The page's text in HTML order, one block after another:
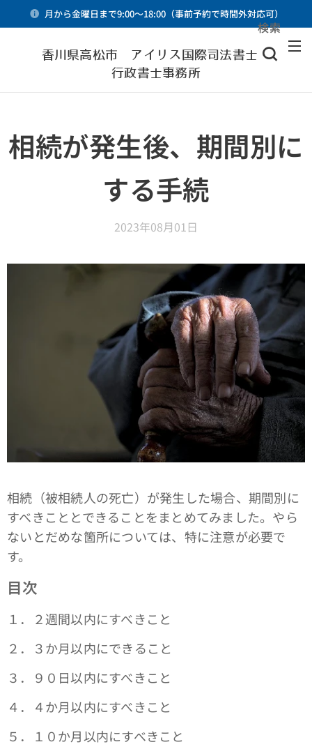
月から金曜日まで9:00～18:00（事前予約で時間外対応可）
香川県高松市 アイリス国際司法書士・
行政書士事務所
検索
相続が発生後、期間別に
する手続
2023年08月01日
相続（被相続人の死亡）が発生した場合、期間別に
すべきこととできることをまとめてみました。やら
ないとだめな箇所については、特に注意が必要で
す。
目次
１．２週間以内にすべきこと
２．３か月以内にできること
３．９０日以内にすべきこと
４．４か月以内にすべきこと
５．１０か月以内にすべきこと